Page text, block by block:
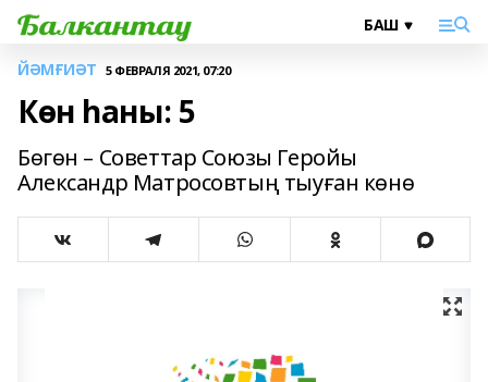
ЙӘМҒИӘТ 5 ФЕВРАЛЯ 2021, 07:20
Көн һаны: 5
Бөгөн – Советтар Союзы Геройы
Александр Матросовтың тыуған көнө